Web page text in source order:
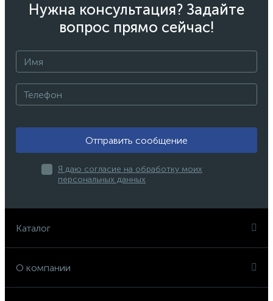
Нужна консультация? Задайте
вопрос прямо сейчас!
Отправить сообщение
Я даю согласие на обработку моих
персональных данных
Каталог
О компании